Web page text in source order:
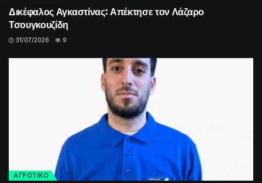
Δικέφαλος Αγκαστίνας: Απέκτησε τον Λάζαρο
Τσουγκουζίδη
31/07/2026 9
ΑΓΡΟΤΙΚΟ